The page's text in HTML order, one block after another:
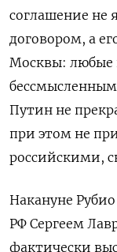
соглашение не
договором, а
Москвы: любые
Путин не
при этом не
российскими,
Накануне
РФ Сергеем
фактически